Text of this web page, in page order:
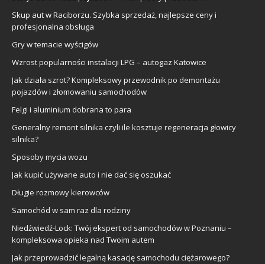
Skup aut w Raciborzu. Szybka sprzedaż, najlepsze ceny i
profesjonalna obsługa
Gry w temacie wyścigów
Wzrost popularności instalacji LPG – autogaz Katowice
Jak działa szrot? Kompleksowy przewodnik po demontażu
pojazdów i złomowaniu samochodów
Felgi i aluminium dobrana to para
Generalny remont silnika czyli ile kosztuje regeneracja głowicy
silnika?
Sposoby mycia wozu
Jak kupić używane auto i nie dać się oszukać
Długie rozmowy kierowców
Samochód w sam raz dla rodziny
Niedźwiedź-Lock: Twój ekspert od samochodów w Poznaniu –
kompleksowa opieka nad Twoim autem
Jak przeprowadzić legalną kasację samochodu ciężarowego?